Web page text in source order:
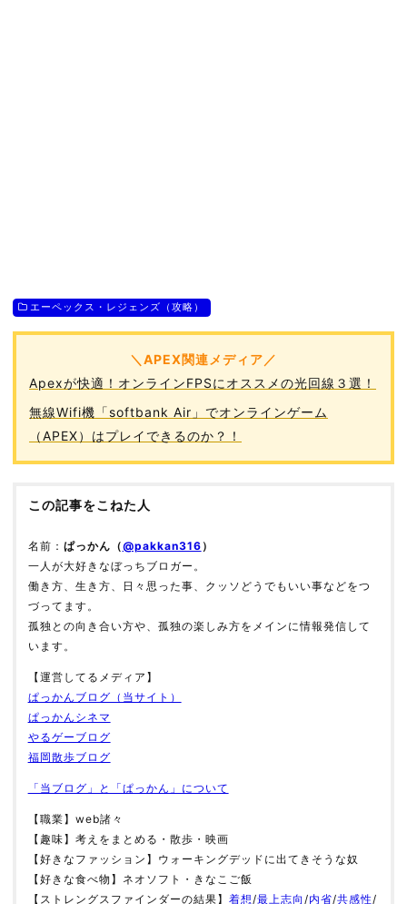
エーペックス・レジェンズ（攻略）
＼APEX関連メディア／
Apexが快適！オンラインFPSにオススメの光回線３選！
無線Wifi機「softbank Air」でオンラインゲーム
（APEX）はプレイできるのか？！
この記事をこねた人
名前： ぱっかん（@pakkan316 ）
一人が大好きなぼっちブロガー。
働き方、生き方、日々思った事、クッソどうでもいい事などをつ
づってます。
孤独との向き合い方や、孤独の楽しみ方をメインに情報発信して
います。
【運営してるメディア】
ぱっかんブログ（当サイト）
ぱっかんシネマ
やるゲーブログ
福岡散歩ブログ
「当ブログ」と「ぱっかん」について
【職業】web諸々
【趣味】考えをまとめる・散歩・映画
【好きなファッション】ウォーキングデッドに出てきそうな奴
【好きな食べ物】ネオソフト・きなこご飯
【ストレングスファインダーの結果】 着想/最上志向 /内省/共感性/